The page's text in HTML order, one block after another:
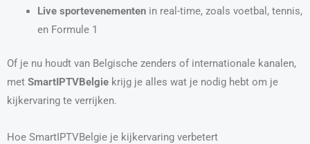
Live sportevenementenin real-time, zoals voetbal, tennis,
en Formule 1
Of je nu houdt van Belgische zenders of internationale kanalen,
met SmartIPTVBelgie krijg je alles wat je nodig hebt om je
kijkervaring te verrijken.
Hoe SmartIPTVBelgie je kijkervaring verbetert